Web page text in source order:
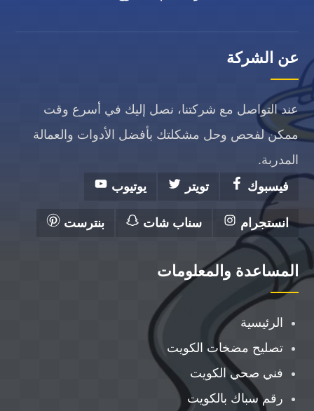
عن الشركة
عند التواصل مع شركتنا، نصل إليك في أسرع وقت
ممكن لفحص وحل مشكلتك بأفضل الأدوات والعمالة
المدربة.
فيسبوك
تويتر يوتيوب
انستجرام سناب شات بنترست
المساعدة والمعلومات
الرئيسية
تصليح مضخات الكويت
فني صحي الكويت
رقم سباك بالكويت